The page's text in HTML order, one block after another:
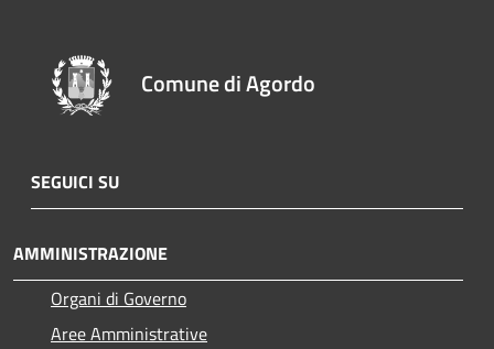
Comune di Agordo
SEGUICI SU
AMMINISTRAZIONE
Organi di Governo
Aree Amministrative